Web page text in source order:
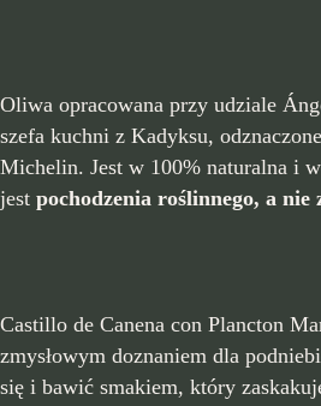
Oliwa opracowana przy udziale
szefa kuchni z Kadyksu,
Michelin. Jest w 100% naturalna i
jest pochodzenia roślinnego, a nie
Castillo de Canena con Plancton
zmysłowym doznaniem dla
się i bawić smakiem, który